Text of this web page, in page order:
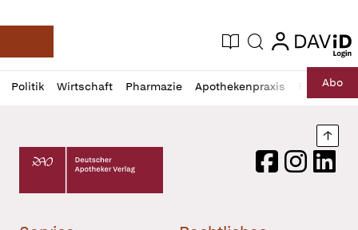
Deutsche Apotheker Zeitung
Aktuelle Ausgabe
Suche login
login
Politik Wirtschaft Pharmazie Apothekenpraxis RechtAbo
Profil
öffnen
Daz
Pur
Deutscher Apotheker Verlag Logo
FacebookInstagram